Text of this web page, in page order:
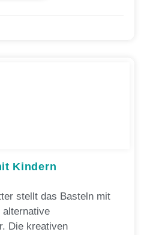
Kindern
stellt das Basteln mit
alternative
Die kreativen